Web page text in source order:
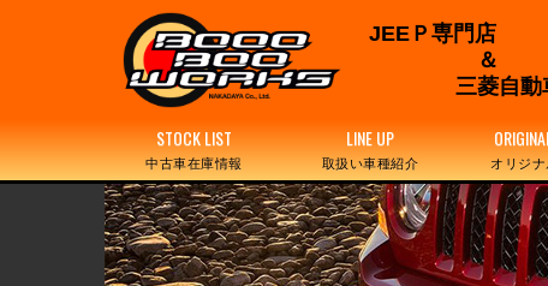
JEEＰ専門店
三菱自動
STOCK LIST
中古車在庫情報
LINE UP
取扱い車種紹介 オリジ